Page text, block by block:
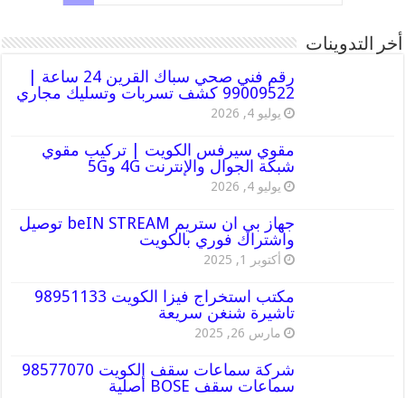
أخر التدوينات
رقم فني صحي سباك القرين 24 ساعة |
99009522 كشف تسربات وتسليك مجاري
يوليو 4, 2026
مقوي سيرفس الكويت | تركيب مقوي
شبكة الجوال والإنترنت 4G و5G
يوليو 4, 2026
جهاز بي ان ستريم beIN STREAM توصيل
واشتراك فوري بالكويت
أكتوبر 1, 2025
مكتب استخراج فيزا الكويت 98951133
تاشيرة شنغن سريعة
مارس 26, 2025
شركة سماعات سقف الكويت 98577070
سماعات سقف BOSE أصلية